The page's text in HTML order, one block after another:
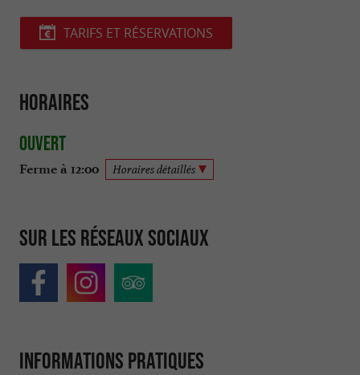
TARIFS ET RÉSERVATIONS
Horaires
Ouvert
Ferme à 12:00 Horaires détaillés
Sur les réseaux sociaux
Informations pratiques